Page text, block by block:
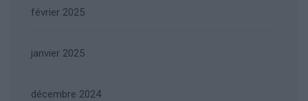
février 2025
janvier 2025
décembre 2024